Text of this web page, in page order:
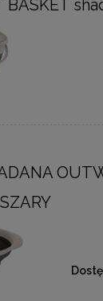
BASKET